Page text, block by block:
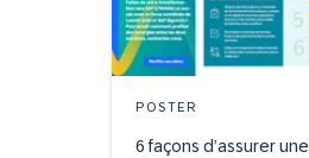
POSTER
6 façons d’assurer une